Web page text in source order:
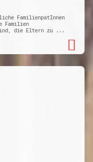
FamilienpatInnen
Familien
die Eltern zu ...